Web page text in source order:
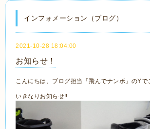
インフォメーション（ブログ）
2021-10-28 18:04:00
お知らせ！
こんにちは、ブログ担当「飛んでナンボ」のYで
いきなりお知らせ‼